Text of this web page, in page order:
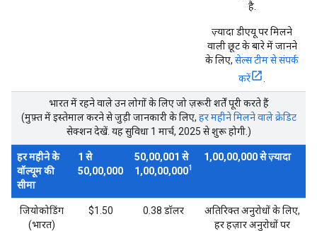
है.
ज़्यादा डीएयू पर मिलने
वाली छूट के बारे में जानने
के लिए, सेल्स टीम से संपर्क
करें
भारत में रहने वाले उन लोगों के लिए जो ज़रूरी शर्तें पूरी करते हैं
(मुफ़्त में इस्तेमाल करने से जुड़ी जानकारी के लिए, हर महीने मिलने वाले क्रेडिट
सेक्शन देखें. यह सुविधा 1 मार्च, 2025 से शुरू होगी.)
हर महीने के
वॉल्यूम की
सीमा
1 से
50,00,000
50,00,001 से
1,00,00,0001
1,00,00,000 से ज़्यादा
जियोकोडिंग
(भारत)
$1.50 0.38 डॉलर
अतिरिक्त अनुरोधों के लिए,
हर हज़ार अनुरोधों पर